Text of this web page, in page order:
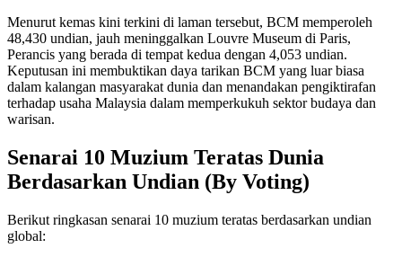
Menurut kemas kini terkini di laman tersebut, BCM memperoleh
48,430 undian, jauh meninggalkan Louvre Museum di Paris,
Perancis yang berada di tempat kedua dengan 4,053 undian.
Keputusan ini membuktikan daya tarikan BCM yang luar biasa
dalam kalangan masyarakat dunia dan menandakan pengiktirafan
terhadap usaha Malaysia dalam memperkukuh sektor budaya dan
warisan.
Senarai 10 Muzium Teratas Dunia
Berdasarkan Undian (By Voting)
Berikut ringkasan senarai 10 muzium teratas berdasarkan undian
global: